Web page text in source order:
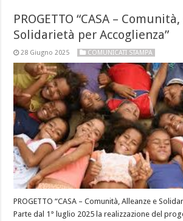
PROGETTO “CASA –
Solidarietà per Accoglienza”
28 Giugno 2025 COMUNICATI STAMPA
PROGETTO “CASA – Comunità, Alleanze e
Parte dal 1° luglio 2025 la realizzazione del